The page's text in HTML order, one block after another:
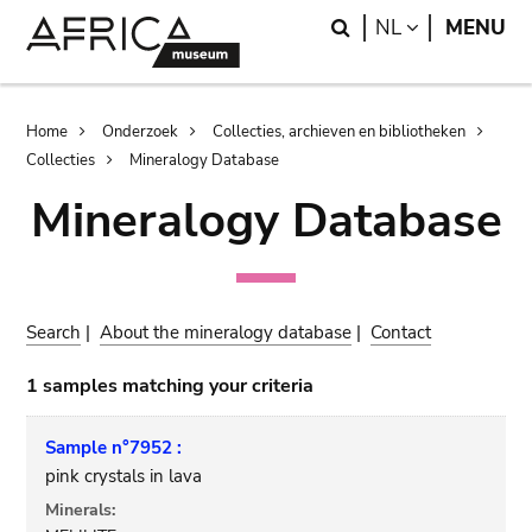
Search
NL LANGUAGE
MENU
Breadcrumb
Home Onderzoek
Collecties, archieven en bibliotheken
Collecties
Mineralogy Database
Mineralogy Database
Search |About the mineralogy database | Contact
1 samples matching your criteria
Sample n°7952 :
pink crystals in lava
Minerals: